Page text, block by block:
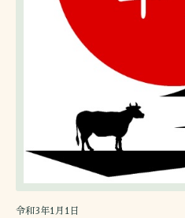
令和3年1月1日